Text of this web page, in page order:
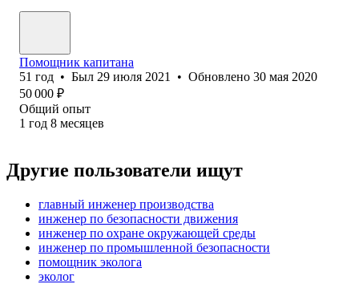
Помощник капитана
51 год • Был 29 июля 2021 • Обновлено 30 мая 2020
50 000 ₽
Общий опыт
1 год 8 месяцев
Другие пользователи ищут
главный инженер производства
инженер по безопасности движения
инженер по охране окружающей среды
инженер по промышленной безопасности
помощник эколога
эколог